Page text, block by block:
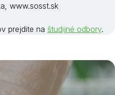
www.sosst.sk
prejdite na študijné odbory.